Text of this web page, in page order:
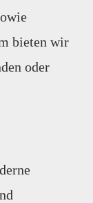
bieten wir
oder